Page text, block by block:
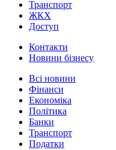
Транспорт
ЖКХ
Доступ
Контакти
Новини бізнесу
Всі новини
Фінанси
Економіка
Політика
Банки
Транспорт
Податки